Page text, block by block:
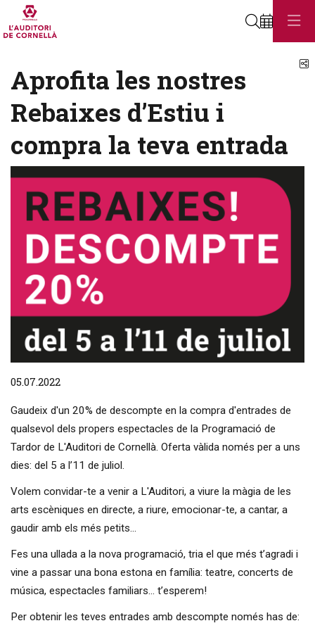
Cerca
Aprofita les nostres
Rebaixes d’Estiu i
compra la teva entrada
05.07.2022
Gaudeix d'un 20% de descompte en la compra d'entrades de
qualsevol dels propers espectacles de la Programació de
Tardor de L'Auditori de Cornellà. Oferta vàlida només per a uns
dies: del 5 a l’11 de juliol.
Volem convidar-te a venir a L'Auditori, a viure la màgia de les
arts escèniques en directe, a riure, emocionar-te, a cantar, a
gaudir amb els més petits...
Fes una ullada a la nova programació, tria el que més t’agradi i
vine a passar una bona estona en família: teatre, concerts de
música, espectacles familiars... t’esperem!
Per obtenir les teves entrades amb descompte només has de: